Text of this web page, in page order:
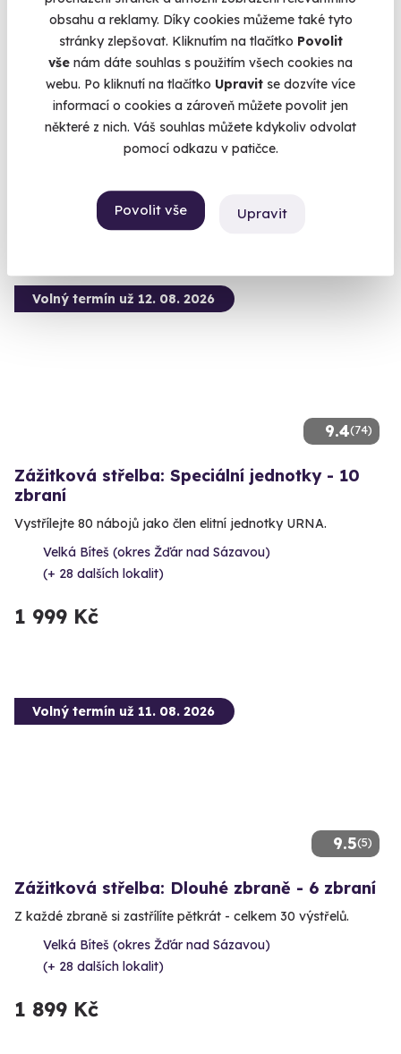
obsahu a reklamy. Díky cookies můžeme také tyto
stránky zlepšovat. Kliknutím na tlačítko Povolit
vše nám dáte souhlas s použitím všech cookies na
webu. Po kliknutí na tlačítko Upravit se dozvíte více
informací o cookies a zároveň můžete povolit jen
některé z nich. Váš souhlas můžete kdykoliv odvolat
pomocí odkazu v patičce.
Povolit vše Upravit
Zážitková střelba pro děti - 10 zbraní
Připravte se na nálož 80 nábojů.
Velká Bíteš (okres Žďár nad Sázavou)
(+ 28 dalších lokalit)
1 999 Kč
9.4(74)
Volný termín už 12. 08. 2026
Zážitková střelba: Speciální jednotky - 10
zbraní
Vystřílejte 80 nábojů jako člen elitní jednotky URNA.
Velká Bíteš (okres Žďár nad Sázavou)
(+ 28 dalších lokalit)
1 999 Kč
9.5(5)
Volný termín už 11. 08. 2026
Zážitková střelba: Dlouhé zbraně - 6 zbraní
Z každé zbraně si zastřílíte pětkrát - celkem 30 výstřelů.
Velká Bíteš (okres Žďár nad Sázavou)
(+ 28 dalších lokalit)
1 899 Kč